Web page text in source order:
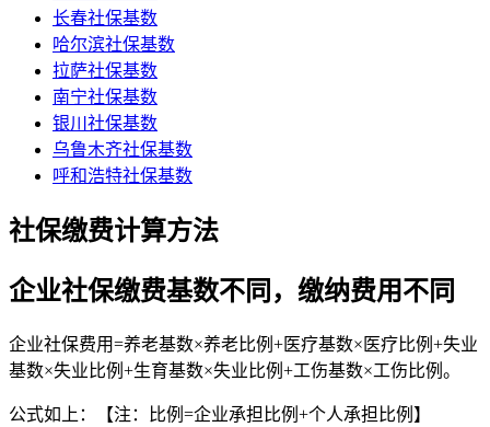
长春社保基数
哈尔滨社保基数
拉萨社保基数
南宁社保基数
银川社保基数
乌鲁木齐社保基数
呼和浩特社保基数
社保缴费计算方法
企业社保缴费基数不同，缴纳费用不同
企业社保费用=养老基数×养老比例+医疗基数×医疗比例+失业
基数×失业比例+生育基数×失业比例+工伤基数×工伤比例。
公式如上：【注：比例=企业承担比例+个人承担比例】